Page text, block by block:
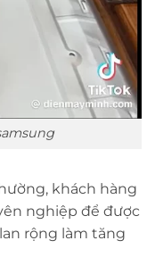
khách hàng
nghiệp để được
rộng làm tăng